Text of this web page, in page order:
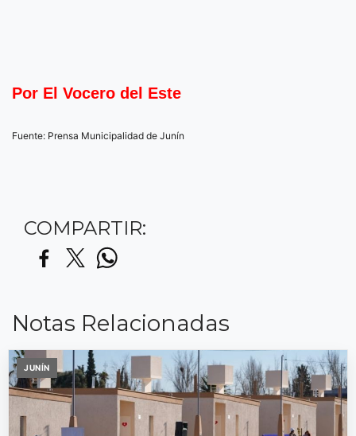
Por El Vocero del Este
Fuente: Prensa Municipalidad de Junín
COMPARTIR:
Notas Relacionadas
JUNÍN